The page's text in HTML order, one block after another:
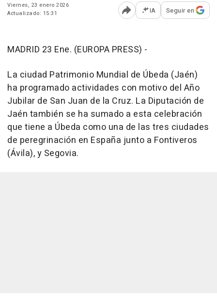
Viernes, 23 enero 2026
Actualizado: 15:31
Abrir opciones para
IA Seguir en
MADRID 23 Ene. (EUROPA PRESS) -
La ciudad Patrimonio Mundial de Úbeda (Jaén)
ha programado actividades con motivo del Año
Jubilar de San Juan de la Cruz. La Diputación de
Jaén también se ha sumado a esta celebración
que tiene a Úbeda como una de las tres ciudades
de peregrinación en España junto a Fontiveros
(Ávila), y Segovia.